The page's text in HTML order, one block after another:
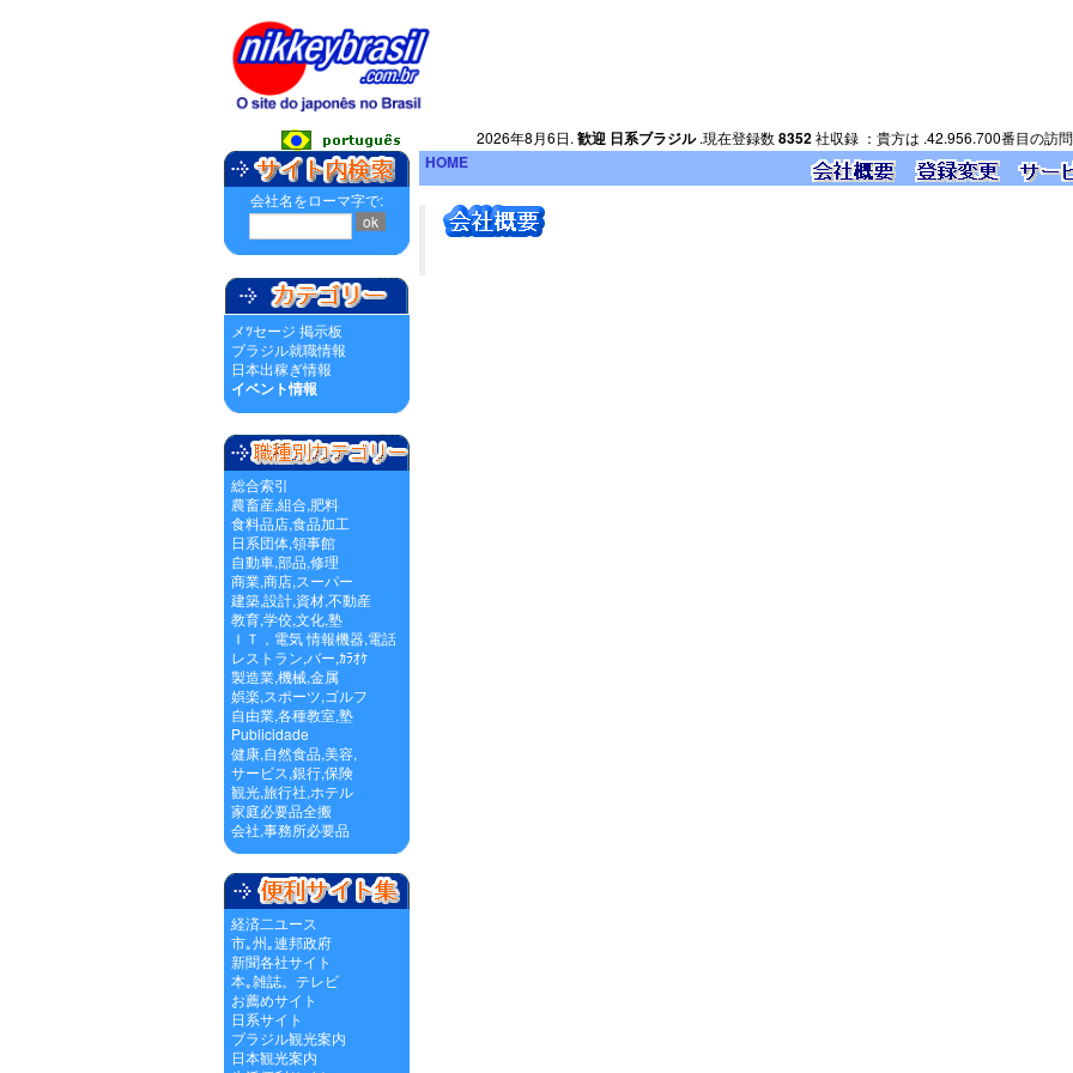
2026年8月6日. 歓迎 日系ブラジル.現在登録数8352社収録 ：貴方は .42.956.700番目の訪
会社名をローマ字で:
メﾂセージ 掲示板
ブラジル就職情報
日本出稼ぎ情報
イベント情報
総合索引
農畜産,組合,肥料
食料品店,食品加工
日系団体,領事館
自動車,部品,修理
商業,商店,スーパー
建築,設計,資材,不動産
教育,学佼,文化,塾
ＩＴ，電気 情報機器,電話
レストラン,バー,ｶﾗｵｹ
製造業,機械,金属
娯楽,スポーツ,ゴルフ
自由業,各種教室,塾
Publicidade
健康,自然食品,美容,
サービス,銀行,保険
観光,旅行社,ホテル
家庭必要品全搬
会社,事務所必要品
経済二ユース
市｡州｡連邦政府
新聞各社サイト
本｡雑誌。テレビ
お薦めサイト
日系サイト
ブラジル観光案内
日本観光案内
HOME